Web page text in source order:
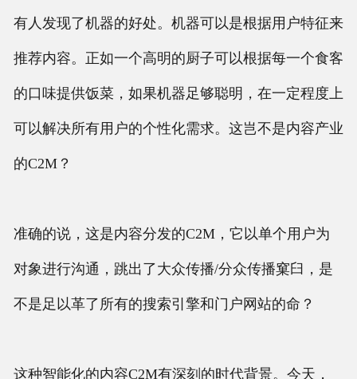
有人发现了机器的好处。机器可以是根据用户特征来
推荐内容。正如一个高明的厨子可以根据每一个食客
的口味提供饭菜，如果机器足够聪明，在一定程度上
可以解决所有用户的个性化需求。这岂不是内容产业
的C2M？
准确的说，这是内容分发的C2M，它以单个用户为
对象进行沟通，跳出了大众传播/分众传播窠臼，是
不是足以革了所有的搜索引擎和门户网站的命？
这种智能化的内容C2M有深刻的时代背景。今天，